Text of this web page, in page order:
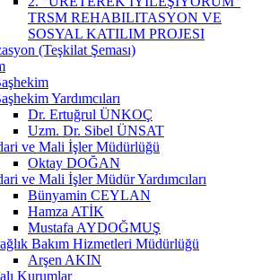
TRSM REHABILITASYON VE
SOSYAL KATILIM PROJESI
(Teşkilat Şeması)
Yardımcıları
Dr. Ertuğrul ÜNKOÇ
Uzm. Dr. Sibel ÜNSAT
ve Mali İşler Müdürlüğü
Oktay DOĞAN
ve Mali İşler Müdür Yardımcıları
Bünyamin CEYLAN
Hamza ATİK
Mustafa AYDOĞMUŞ
Bakım Hizmetleri Müdürlüğü
Arşen AKIN
Kurumlar